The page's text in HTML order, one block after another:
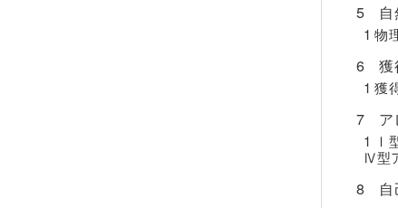
5 自
1 物
6 獲
1 獲
7 ア
1 Ⅰ
Ⅳ型
8 自